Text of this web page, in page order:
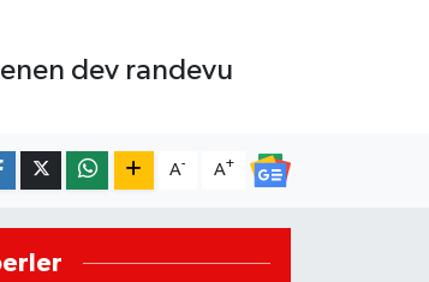
dev randevu
A- A+